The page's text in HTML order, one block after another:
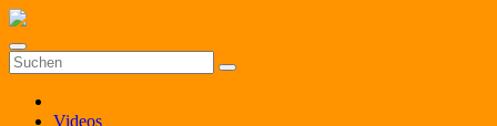
Zum
springen
Videos